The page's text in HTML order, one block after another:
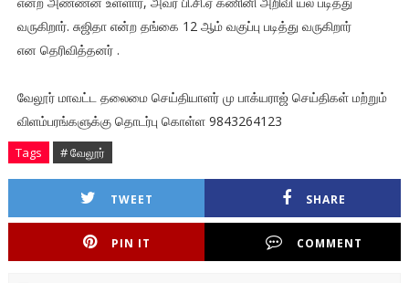
வருகிறார். சுஜிதா என்ற தங்கை 12 ஆம் வகுப்பு படித்து வருகிறார்
என தெரிவித்தனர் ‌.
வேலூர் மாவட்ட தலைமை செய்தியாளர் மு பாக்யராஜ் செய்திகள் மற்றும்
விளம்பரங்களுக்கு தொடர்பு கொள்ள 9843264123
Tags # வேலூர்
TWEET SHARE
PIN IT COMMENT